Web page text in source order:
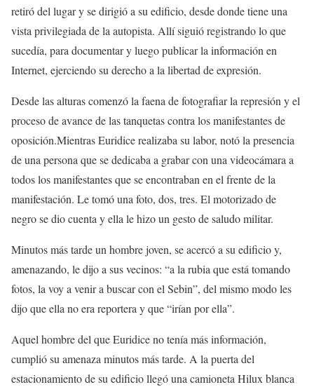
retiró del lugar y se dirigió a su edificio, desde donde tiene una
vista privilegiada de la autopista. Allí siguió registrando lo que
sucedía, para documentar y luego publicar la información en
Internet, ejerciendo su derecho a la libertad de expresión.
Desde las alturas comenzó la faena de fotografiar la represión y el
proceso de avance de las tanquetas contra los manifestantes de
oposición.Mientras Euridice realizaba su labor, notó la presencia
de una persona que se dedicaba a grabar con una videocámara a
todos los manifestantes que se encontraban en el frente de la
manifestación. Le tomó una foto, dos, tres. El motorizado de
negro se dio cuenta y ella le hizo un gesto de saludo militar.
Minutos más tarde un hombre joven, se acercó a su edificio y,
amenazando, le dijo a sus vecinos: “a la rubia que está tomando
fotos, la voy a venir a buscar con el Sebin”, del mismo modo les
dijo que ella no era reportera y que “irían por ella”.
Aquel hombre del que Euridice no tenía más información,
cumplió su amenaza minutos más tarde. A la puerta del
estacionamiento de su edificio llegó una camioneta Hilux blanca